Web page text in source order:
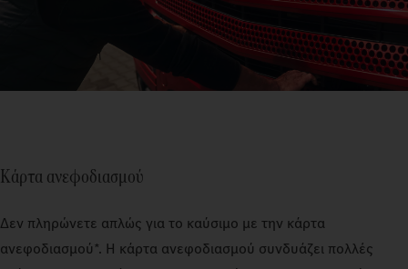
Κάρτα ανεφοδιασμού
Δεν πληρώνετε απλώς για το καύσιμο με την κάρτα
ανεφοδιασμού*. Η κάρτα ανεφοδιασμού συνδυάζει πολλές